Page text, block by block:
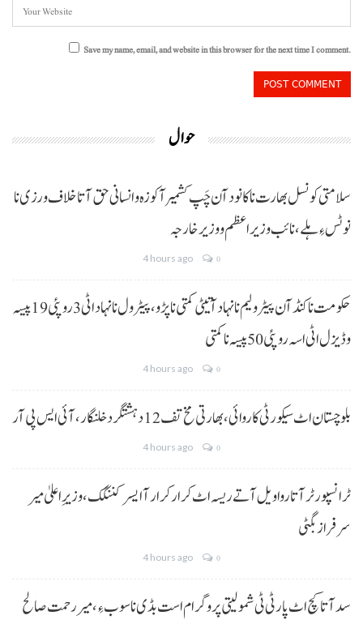
Save my name, email, and website in this browser for the next time I comment.
حوال
سلامتی کونسل بھارت نا کانود آن چَپ کشمیر آ کوزہ و انسانی حق آتا خلاف ورزی نا
نوٹس ءِ ہلے،نائب وزیراعظم و وزیر خارجہ
4 hours ago 0
حکومت نا کنڈ آن پیٹرولیم نا نہاد آتیٹی کمتی نا پڑو،پیٹرول نا نہاد اٹی 3 روپئی 19 پیسہ
و ڈیزل اٹی اسہ روپئی 50 پیسہ نا کمتی
4 hours ago 0
بلوچستان اٹ سیکورٹی کاروائی، بھارتی مخ تف 12 دہشتگرد خلنگار،آئی ایس پی آر
4 hours ago 0
ٹرانسپورٹر آتا روا ویل آتے ریسہ اٹ کرار کرار آ ایسر کننگک ،وزیرِ اعلیٰ میر
سرفراز بگٹی
4 hours ago 0
سد آتا کچ اٹ پارٹی ٹی شمولیتی پروگرام است بڈی نا سوب ءِ،میر رحمت صالح